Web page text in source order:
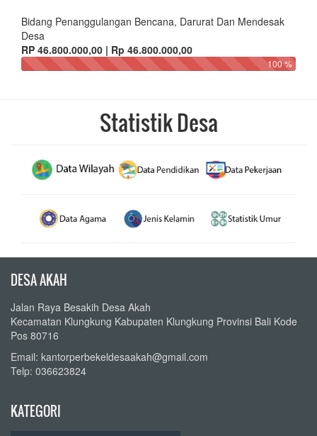
Bidang Penanggulangan Bencana, Darurat Dan Mendesak
Desa
RP 46.800.000,00 | Rp 46.800.000,00
100 %
Statistik Desa
DESA AKAH
Jalan Raya Besakih Desa Akah
Kecamatan Klungkung Kabupaten Klungkung Provinsi Bali Kode
Pos 80716
Email: kantorperbekeldesaakah@gmail.com
Telp: 036623824
KATEGORI